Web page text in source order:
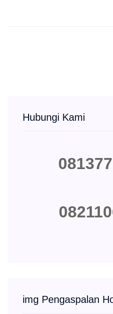
Hubungi Kami
img Pengaspalan